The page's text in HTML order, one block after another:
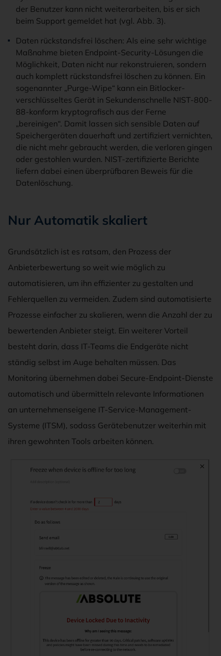
der Benutzer kann nicht weiterarbeiten, bis er sich
beim Support gemeldet hat (vgl. Abb. 3).
Daten rückstandsfrei löschen: Als eine sehr wichtige
Maßnahme bieten Endpoint-Security-Lösungen die
Möglichkeit, Daten nicht nur rekonstruieren, sondern
auch komplett rückstandsfrei löschen zu können. Ein
sogenannter „Purge-Wipe“ kann ein Bitlocker-
verschlüsseltes Gerät in Sekundenschnelle NIST-800-
88-konform kryptografisch aus der Ferne
„bereinigen“. Damit lassen sich sensible Daten auf
Speichergeräten dauerhaft und zertifiziert vernichten,
die nicht mehr gebraucht werden, die verloren gingen
oder gestohlen wurden. NIST-zertifizierte Berichte
liefern dabei einen überprüfbaren Beweis für die
Datenlöschung.
Nur Automatik skaliert
Grundsätzlich ist es ratsam, den Prozess der
Anbieterbewertung so weit wie möglich zu
automatisieren, um ihn effizienter zu gestalten und
Fehlerquellen zu vermeiden. Zudem sind automatisierte
Prozesse einfacher zu skalieren, wenn die Anzahl der zu
bewertenden Anbieter steigt. Ein weiterer Vorteil
besteht darin, dass IT-Teams die Endgeräte nicht
ständig selbst im Auge behalten müssen. Das
Monitoring übernehmen dabei Secure-Endpoint-Dienste
automatisch und übermitteln relevante Informationen
an unternehmenseigene IT-Service-Management-
Systeme (ITSM), sodass Gerätebenutzer weiterhin mit
ihren gewohnten Tools arbeiten können.